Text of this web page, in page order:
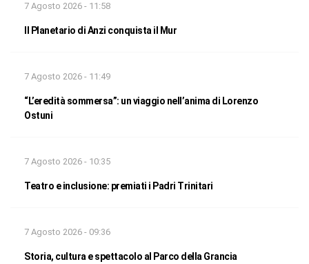
7 Agosto 2026 - 11:58
Il Planetario di Anzi conquista il Mur
7 Agosto 2026 - 11:49
“L’eredità sommersa”: un viaggio nell’anima di Lorenzo
Ostuni
7 Agosto 2026 - 10:35
Teatro e inclusione: premiati i Padri Trinitari
7 Agosto 2026 - 09:36
Storia, cultura e spettacolo al Parco della Grancia